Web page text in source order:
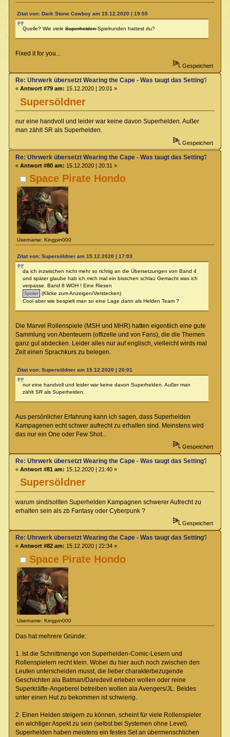
Zitat von: Dark Stone Cowboy am 15.12.2020 | 19:55
Quelle? Wie vieleSuperhelden-Spielrunden hattest du?
Fixed it for you...
Gespeichert
Supersöldner
Re: Uhrwerk übersetzt Wearing the Cape - Was taugt das Setting?
« Antwort #79 am: 15.12.2020 | 20:01 »
nur eine handvoll und leider war keine davon Superhelden. Außer
man zählt SR als Superhelden.
Gespeichert
Space Pirate Hondo
Username: Kingpin000
Re: Uhrwerk übersetzt Wearing the Cape - Was taugt das Setting?
« Antwort #80 am: 15.12.2020 | 20:31 »
Zitat von: Supersöldner am 15.12.2020 | 17:03
da ich inzwischen nicht mehr so richtig an die Übersetzungen von Band 4
und später glaube hab ich mich mal ein bisschen schlau Gemacht was ich
verpasse. Band 8 WOH ! Eine Riesen
(Klicke zum Anzeigen/Verstecken)
Cool aber wie bespielt man so eine Lage dann als Helden Team ?
Die Marvel Rollenspiele (MSH und MHR) hatten eigentlich eine gute
Sammlung von Abenteuern (offizelle und von Fans), die die Themen
ganz gut abdecken. Leider alles nur auf englisch, vielleicht wirds mal
Zeit einen Sprachkurs zu belegen.
Zitat von: Supersöldner am 15.12.2020 | 20:01
nur eine handvoll und leider war keine davon Superhelden. Außer man
zählt SR als Superhelden.
Aus persönlicher Erfahrung kann ich sagen, dass Superhelden
Kampagenen echt schwer aufrecht zu erhalten sind. Meinstens wird
das nur ein One oder Few Shot...
Gespeichert
Supersöldner
Re: Uhrwerk übersetzt Wearing the Cape - Was taugt das Setting?
« Antwort #81 am: 15.12.2020 | 21:40 »
warum sind/sollten Superhelden Kampagnen schwerer Aufrecht zu
erhalten sein als zb Fantasy oder Cyberpunk ?
Gespeichert
Space Pirate Hondo
Username: Kingpin000
Re: Uhrwerk übersetzt Wearing the Cape - Was taugt das Setting?
« Antwort #82 am: 15.12.2020 | 22:34 »
Das hat mehrere Gründe:
1. Ist die Schnittmenge von Superhelden-Comic-Lesern und
Rollenspielern recht klein. Wobei du hier auch noch zwischen den
Leuten unterscheiden musst, die lieber charakterbezugende
Geschichten ala Batman/Daredevil erleben wollen oder reine
Superkräfte-Angeberei betreiben wollen ala Avengers/JL. Beides
unter einen Hut zu bekommen ist schwierig.
2. Einen Helden steigern zu können, scheint für viele Rollenspieler
ein wichtiger Aspekt zu sein (selbst bei Systemen ohne Level).
Superhelden haben meistens ein festes Set an übermenschlichen